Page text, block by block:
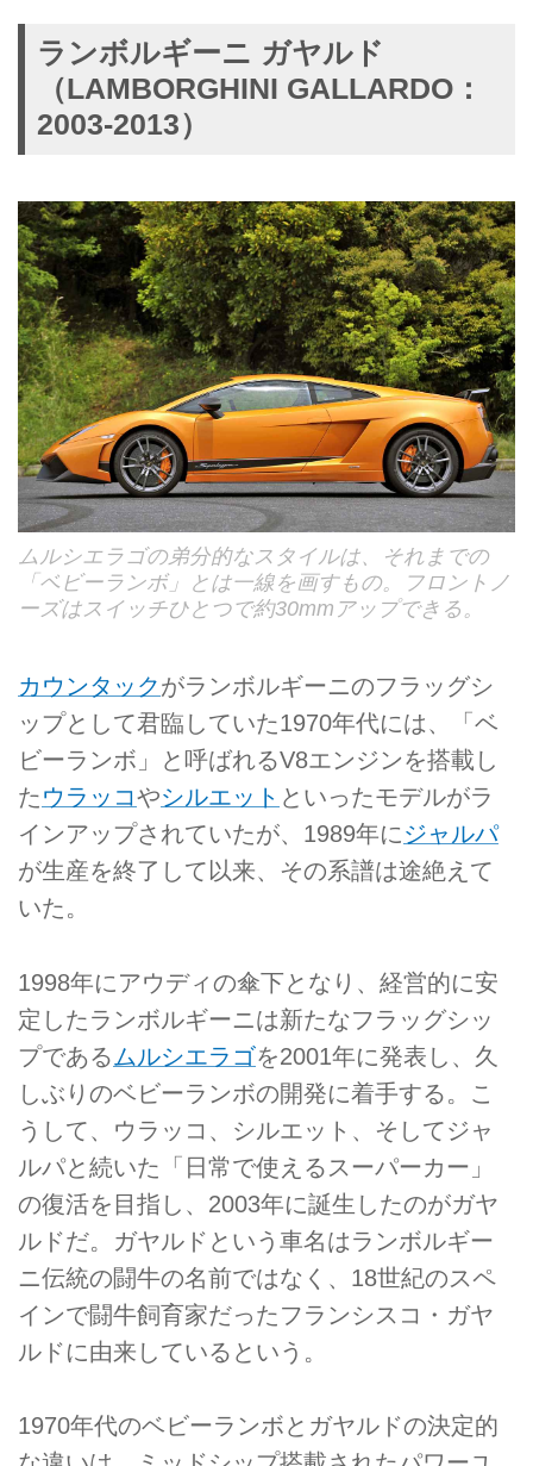
ランボルギーニ ガヤルド
（LAMBORGHINI GALLARDO：
2003-2013）
ムルシエラゴの弟分的なスタイルは、それまでの
「ベビーランボ」とは一線を画すもの。フロントノ
ーズはスイッチひとつで約30mmアップできる。
カウンタックがランボルギーニのフラッグシ
ップとして君臨していた1970年代には、「ベ
ビーランボ」と呼ばれるV8エンジンを搭載し
たウラッコやシルエット といったモデルがラ
インアップされていたが、1989年に ジャルパ
が生産を終了して以来、その系譜は途絶えて
いた。
1998年にアウディの傘下となり、経営的に安
定したランボルギーニは新たなフラッグシッ
プである ムルシエラゴを2001年に発表し、久
しぶりのベビーランボの開発に着手する。こ
うして、ウラッコ、シルエット、そしてジャ
ルパと続いた「日常で使えるスーパーカー」
の復活を目指し、2003年に誕生したのがガヤ
ルドだ。ガヤルドという車名はランボルギー
ニ伝統の闘牛の名前ではなく、18世紀のスペ
インで闘牛飼育家だったフランシスコ・ガヤ
ルドに由来しているという。
1970年代のベビーランボとガヤルドの決定的